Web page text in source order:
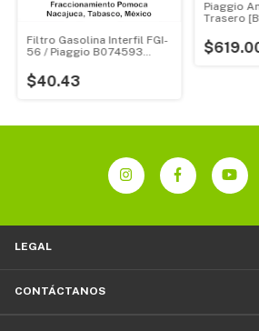
Filtro Gasolina Interfil FGI-
56 / Piaggio B074593
$40.43
Piaggio
Trasero
LEGAL
CONTÁCTANOS